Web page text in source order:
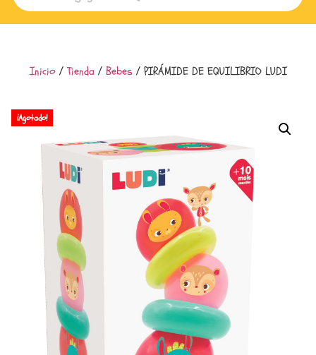
Inicio/Tienda / Bebes / PIRÁMIDE DE EQUILIBRIO LUDI
¡Agotado!